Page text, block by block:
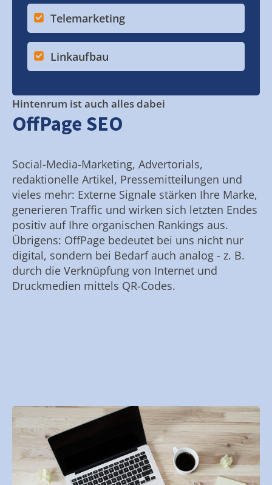
Telemarketing
Linkaufbau
Hintenrum ist auch alles dabei
OffPage SEO
Social-Media-Marketing, Advertorials,
redaktionelle Artikel, Pressemitteilungen und
vieles mehr: Externe Signale stärken Ihre Marke,
generieren Traffic und wirken sich letzten Endes
positiv auf Ihre organischen Rankings aus.
Übrigens: OffPage bedeutet bei uns nicht nur
digital, sondern bei Bedarf auch analog - z. B.
durch die Verknüpfung von Internet und
Druckmedien mittels QR-Codes.